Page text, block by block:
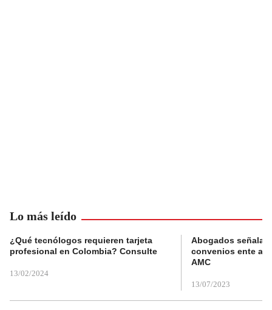
Lo más leído
¿Qué tecnólogos requieren tarjeta
profesional en Colombia? Consulte
13/02/2024
Abogados
convenios ente
AMC
13/07/2023